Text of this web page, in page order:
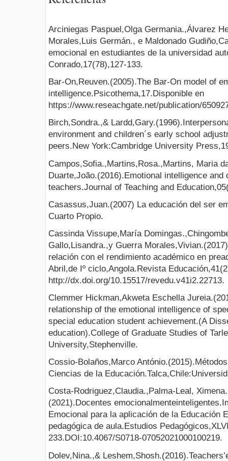
Arciniegas Paspuel,Olga Germania.,Álvarez
Morales,Luis Germán., e Maldonado
emocional en estudiantes de la universidad
Conrado,17(78),127-133.
Bar-On,Reuven.(2005).The Bar-On model of
intelligence.Psicothema,17.Disponible en
https://www.reseachgate.net/publication/
Birch,Sondra.,&
environment and children´s early school
peers.New York:Cambridge University
Campos,Sofia.,Martins,Rosa.,Martins, Maria
Duarte,João.(2016).Emotional intelligence
teachers.Journal of Teaching and
Casassus,Juan.(2007) La educación del ser
Cuarto Propio.
Cassinda Vissupe,María
Gallo,Lisandra.,y Guerra
relación con el rendimiento académico en
Abril,de Iº ciclo,Angola.Revista
http://dx.doi.org/10.15517/revedu.v41i2.22713.
Clemmer Hickman,Akweta Eschella
relationship of the emotional intelligence of
special education student achievement.(A
education).College of Graduate Studies of
University,Stephenville.
Cossio-Bolaños,Marco
Ciencias de la
Costa-Rodriguez,Claudia.,Palma-Leal,
(2021).Docentes
Emocional para la aplicación de la Educación
pedagógica de aula.Estudios
233.DOI:10.4067/S0718-07052021000100219.
Dolev,Nina.,&